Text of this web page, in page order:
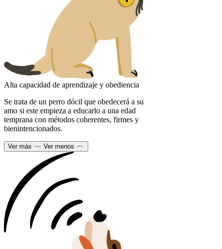
Alta capacidad de aprendizaje y obediencia
Se trata de un perro dócil que obedecerá a su
amo si este empieza a educarlo a una edad
temprana con métodos coherentes, firmes y
bienintencionados.
Ver más Ver menos